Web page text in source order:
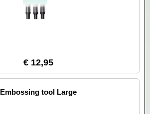
€ 12,95
Embossing tool Large